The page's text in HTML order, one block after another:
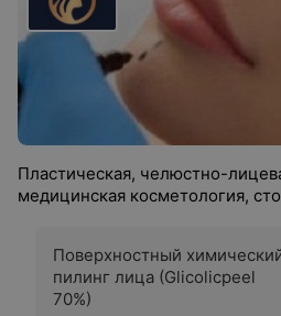
Пластическая, челюстно-
медицинская косметология,
Поверхностный
пилинг лица (Glicolicpeel
70%)